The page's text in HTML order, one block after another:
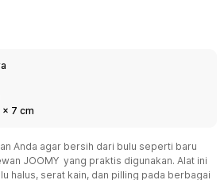
x 7 cm
Anda agar bersih dari bulu seperti baru
JOOMY yang praktis digunakan. Alat ini
halus, serat kain, dan pilling pada berbagai